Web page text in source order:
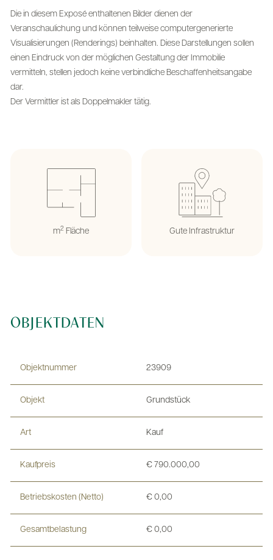
Die in diesem Exposé enthaltenen Bilder dienen der
Veranschaulichung und können teilweise computergenerierte
Visualisierungen (Renderings) beinhalten. Diese Darstellungen sollen
einen Eindruck von der möglichen Gestaltung der Immobilie
vermitteln, stellen jedoch keine verbindliche Beschaffenheitsangabe
dar.
Der Vermittler ist als Doppelmakler tätig.
m2 Fläche Gute Infrastruktur
OBJEKTDATEN
Objektnummer 23909
Objekt Grundstück
Art Kauf
Kaufpreis € 790.000,00
Betriebskosten (Netto) € 0,00
Gesamtbelastung € 0,00